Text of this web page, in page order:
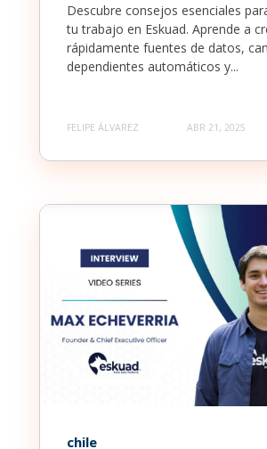
Descubre consejos esenciales
tu trabajo en Eskuad. Aprende a
rápidamente fuentes de datos,
dependientes automáticos y...
FELIPE ÁLVAREZ ABR 21, 2025
chile